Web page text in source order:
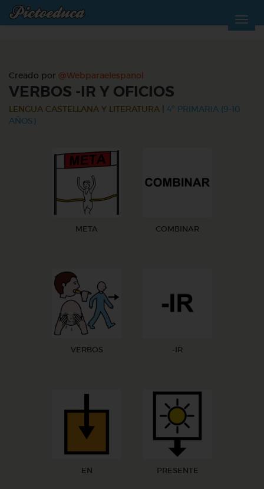
Creado por @Webparaelespanol
VERBOS -IR Y OFICIOS
LENGUA CASTELLANA Y LITERATURA
4º PRIMARIA (9-10
AÑOS)
META COMBINAR
VERBOS -IR
EN PRESENTE